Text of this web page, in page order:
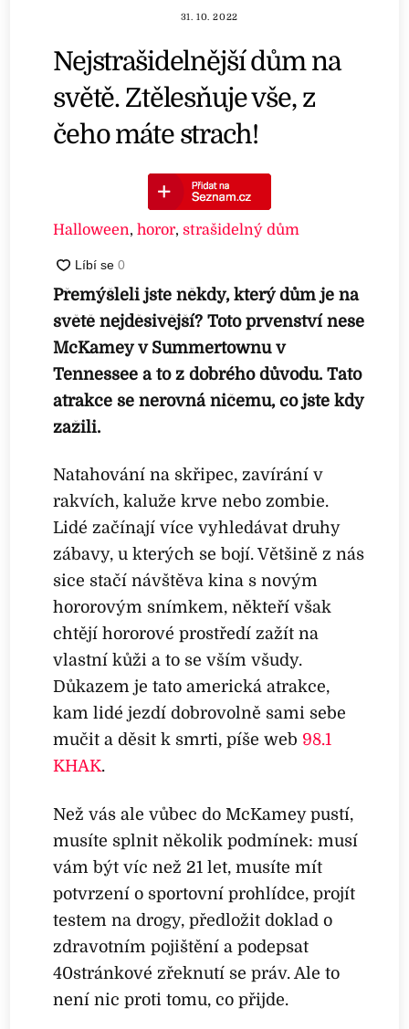
31. 10. 2022
Nejstrašidelnější dům na
světě. Ztělesňuje vše, z
čeho máte strach!
Halloween,horor,strašidelný dům
Přemýšleli jste někdy, který dům je na
světě nejděsivější? Toto prvenství nese
McKamey v Summertownu v
Tennessee a to z dobrého důvodu. Tato
atrakce se nerovná ničemu, co jste kdy
zažili.
Natahování na skřipec, zavírání v
rakvích, kaluže krve nebo zombie.
Lidé začínají více vyhledávat druhy
zábavy, u kterých se bojí. Většině z nás
sice stačí návštěva kina s novým
hororovým snímkem, někteří však
chtějí hororové prostředí zažít na
vlastní kůži a to se vším všudy.
Důkazem je tato americká atrakce,
kam lidé jezdí dobrovolně sami sebe
mučit a děsit k smrti, píše web 98.1
KHAK.
Než vás ale vůbec do McKamey pustí,
musíte splnit několik podmínek: musí
vám být víc než 21 let, musíte mít
potvrzení o sportovní prohlídce, projít
testem na drogy, předložit doklad o
zdravotním pojištění a podepsat
40stránkové zřeknutí se práv. Ale to
není nic proti tomu, co přijde.